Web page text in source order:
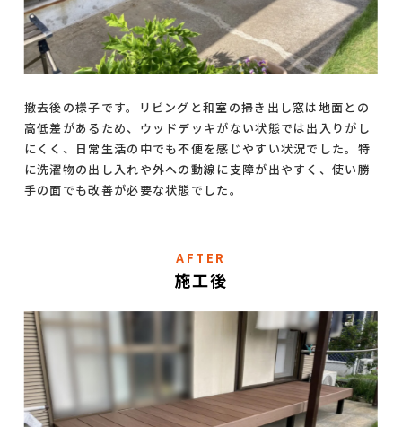
撤去後の様子です。リビングと和室の掃き出し窓は地面との
高低差があるため、ウッドデッキがない状態では出入りがし
にくく、日常生活の中でも不便を感じやすい状況でした。特
に洗濯物の出し入れや外への動線に支障が出やすく、使い勝
手の面でも改善が必要な状態でした。
AFTER
施工後